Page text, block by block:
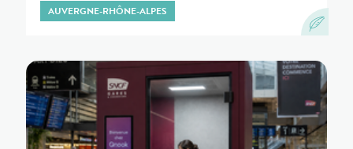
AUVERGNE-RHÔNE-ALPES